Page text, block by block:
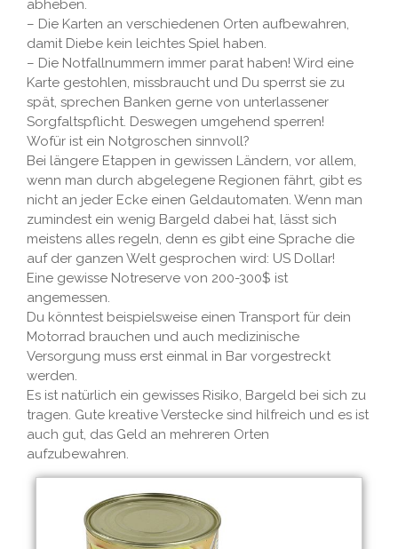
abheben.
– Die Karten an verschiedenen Orten aufbewahren,
damit Diebe kein leichtes Spiel haben.
– Die Notfallnummern immer parat haben! Wird eine
Karte gestohlen, missbraucht und Du sperrst sie zu
spät, sprechen Banken gerne von unterlassener
Sorgfaltspflicht. Deswegen umgehend sperren!
Wofür ist ein Notgroschen sinnvoll?
Bei längere Etappen in gewissen Ländern, vor allem,
wenn man durch abgelegene Regionen fährt, gibt es
nicht an jeder Ecke einen Geldautomaten. Wenn man
zumindest ein wenig Bargeld dabei hat, lässt sich
meistens alles regeln, denn es gibt eine Sprache die
auf der ganzen Welt gesprochen wird: US Dollar!
Eine gewisse Notreserve von 200-300$ ist
angemessen.
Du könntest beispielsweise einen Transport für dein
Motorrad brauchen und auch medizinische
Versorgung muss erst einmal in Bar vorgestreckt
werden.
Es ist natürlich ein gewisses Risiko, Bargeld bei sich zu
tragen. Gute kreative Verstecke sind hilfreich und es ist
auch gut, das Geld an mehreren Orten
aufzubewahren.